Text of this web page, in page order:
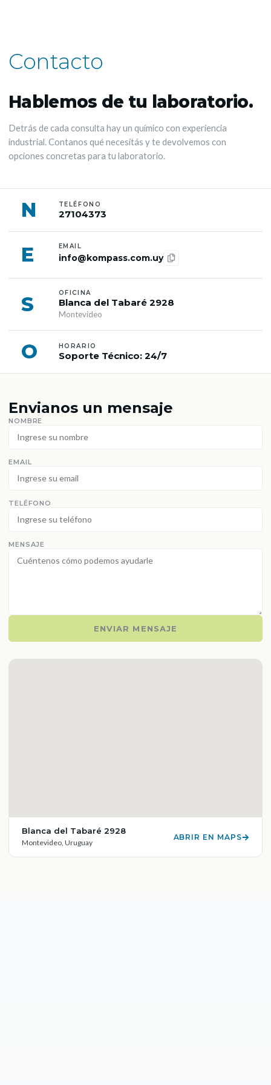
Contacto
Hablemos de tu laboratorio.
Detrás de cada consulta hay un químico con experiencia
industrial. Contanos qué necesitás y te devolvemos con
opciones concretas para tu laboratorio.
N TELÉFONO
27104373
E EMAIL
info@kompass.com.uy
S OFICINA
Blanca del Tabaré 2928
Montevideo
O HORARIO
Soporte Técnico: 24/7
Envianos un mensaje
NOMBRE
EMAIL
TELÉFONO
MENSAJE
ENVIAR MENSAJE
Blanca del Tabaré 2928
Montevideo, Uruguay
ABRIR EN MAPS